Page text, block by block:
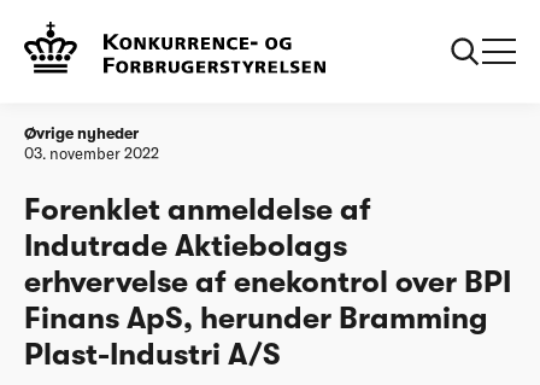
Forside
enekontrol over BPI Finans ApS, herunder Bramming Plast-
Industri A/S
Øvrige nyheder
03. november 2022
Forenklet anmeldelse af
Indutrade Aktiebolags
erhvervelse af enekontrol over BPI
Finans ApS, herunder Bramming
Plast-Industri A/S